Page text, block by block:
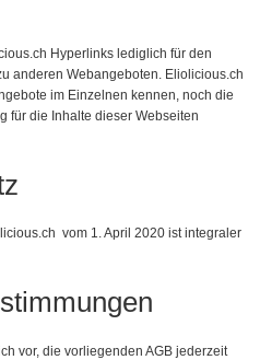
Hyperlinks lediglich für den
anderen Webangeboten. Eliolicious.ch
im Einzelnen kennen, noch die
für die Inhalte dieser Webseiten
vom 1. April 2020 ist integraler
vor, die vorliegenden AGB jederzeit